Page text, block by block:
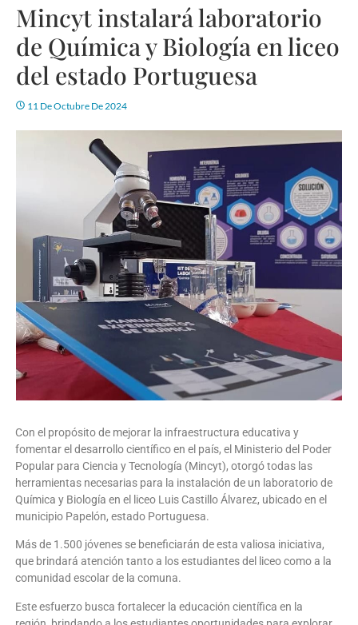
Mincyt instalará laboratorio
de Química y Biología en liceo
del estado Portuguesa
11 De Octubre De 2024
Con el propósito de mejorar la infraestructura educativa y
fomentar el desarrollo científico en el país, el Ministerio del Poder
Popular para Ciencia y Tecnología (Mincyt), otorgó todas las
herramientas necesarias para la instalación de un laboratorio de
Química y Biología en el liceo Luis Castillo Álvarez, ubicado en el
municipio Papelón, estado Portuguesa.
Más de 1.500 jóvenes se beneficiarán de esta valiosa iniciativa,
que brindará atención tanto a los estudiantes del liceo como a la
comunidad escolar de la comuna.
Este esfuerzo busca fortalecer la educación científica en la